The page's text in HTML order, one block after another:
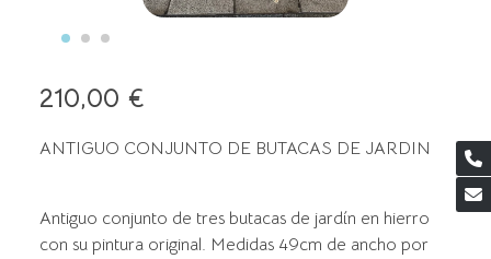
210,00 €
ANTIGUO CONJUNTO DE BUTACAS DE JARDIN
Antiguo conjunto de tres butacas de jardín en hierro
con su pintura original. Medidas 49cm de ancho por